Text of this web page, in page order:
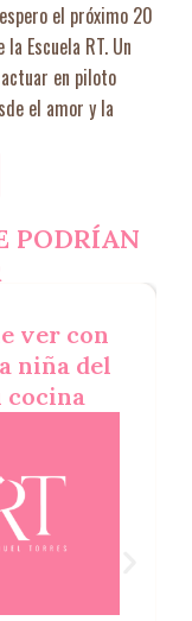
el próximo 20
Escuela RT. Un
en piloto
el amor y la
PODRÍAN
ver con
niña del
cocina